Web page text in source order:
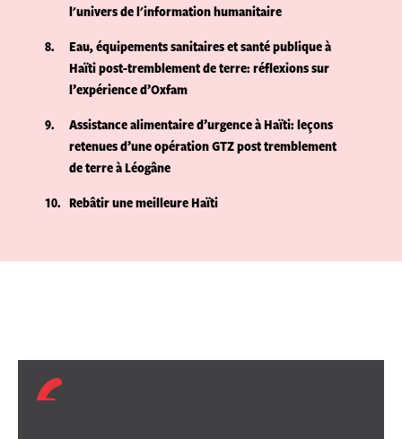
l'univers de l'information humanitaire
8
Eau, équipements sanitaires et santé publique à
Haïti post-tremblement de terre: réflexions sur
l’expérience d’Oxfam
9
Assistance alimentaire d’urgence à Haïti: leçons
retenues d’une opération GTZ post tremblement
de terre à Léogâne
10
Rebâtir une meilleure Haïti